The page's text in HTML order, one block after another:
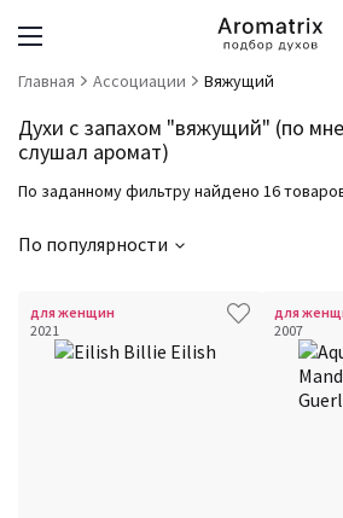
Главная Ассоциации Вяжущий
Духи с запахом "вяжущий" (по
слушал аромат)
По заданному фильтру найдено 16
По популярности
для женщин
2021
для
2007